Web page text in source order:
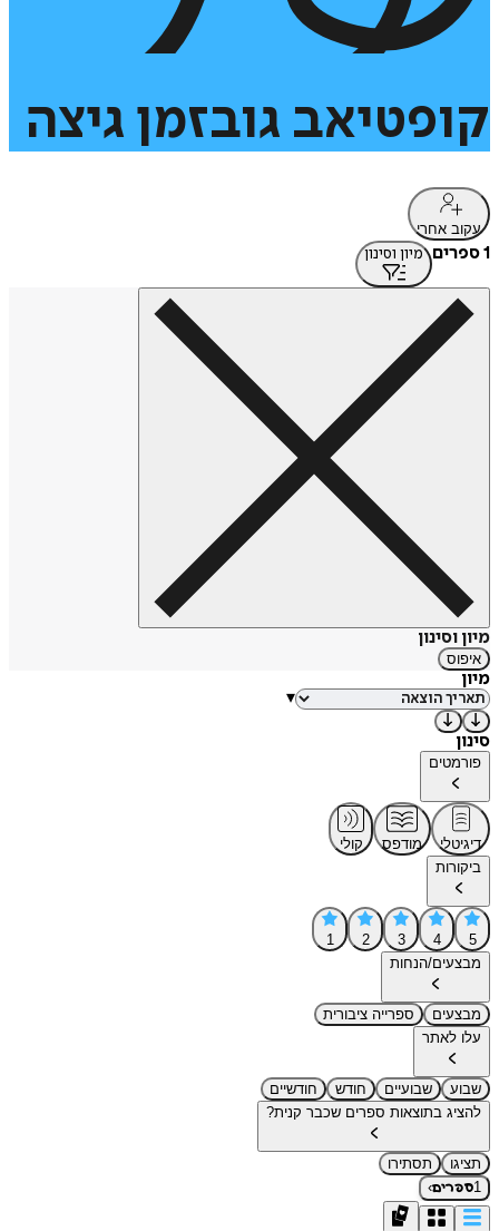
קופטיאב גובזמן גיצה
עקוב אחרי
1 ספרים מיון וסינון
מיון וסינון
איפוס
מיון
▾
סינון
פורמטים
דיגיטלי מודפס
קולי
ביקורות
5
4
3
2
1
מבצעים/הנחות
מבצעים
ספרייה ציבורית
עלו לאתר
שבוע שבועיים חודש
חודשיים
להציג בתוצאות ספרים שכבר קנית?
תציגו
תסתירו
1ספרים›